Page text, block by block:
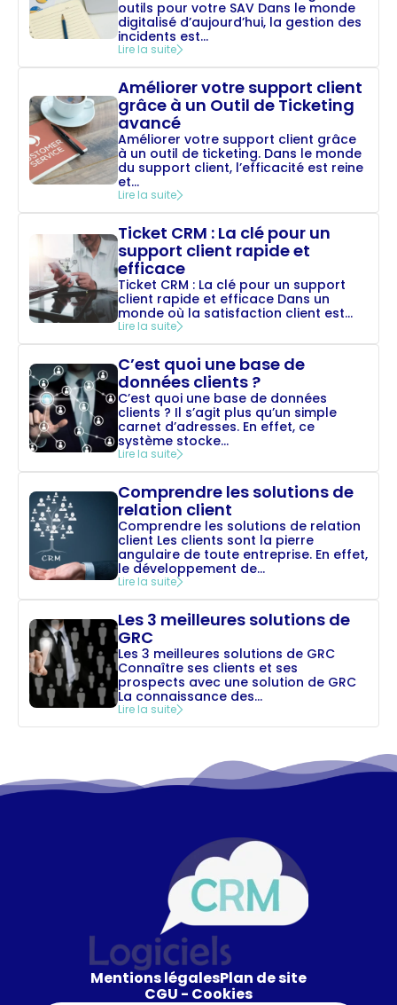
outils pour votre SAV Dans le monde
digitalisé d’aujourd’hui, la gestion des
incidents est...
Lire la suite
Améliorer votre support client
grâce à un Outil de Ticketing
avancé
Améliorer votre support client grâce
à un outil de ticketing. Dans le monde
du support client, l’efficacité est reine
et...
Lire la suite
Ticket CRM : La clé pour un
support client rapide et
efficace
Ticket CRM : La clé pour un support
client rapide et efficace Dans un
monde où la satisfaction client est...
Lire la suite
C’est quoi une base de
données clients ?
C’est quoi une base de données
clients ? Il s’agit plus qu’un simple
carnet d’adresses. En effet, ce
système stocke...
Lire la suite
Comprendre les solutions de
relation client
Comprendre les solutions de relation
client Les clients sont la pierre
angulaire de toute entreprise. En effet,
le développement de...
Lire la suite
Les 3 meilleures solutions de
GRC
Les 3 meilleures solutions de GRC
Connaître ses clients et ses
prospects avec une solution de GRC
La connaissance des...
Lire la suite
Mentions légalesPlan de site
CGU - Cookies